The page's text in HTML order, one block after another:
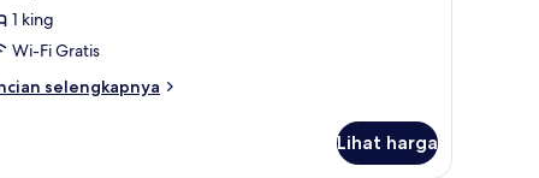
1 king
Wi-Fi Gratis
selengkapnya
Lihat harga